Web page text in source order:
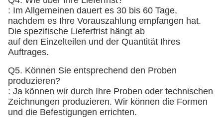
: Im Allgemeinen dauert es 30 bis 60 Tage,
nachdem es Ihre Vorauszahlung empfangen hat.
Die spezifische Lieferfrist hängt ab
auf den Einzelteilen und der Quantität Ihres
Auftrages.
Q5. Können Sie entsprechend den Proben
produzieren?
: Ja können wir durch Ihre Proben oder technischen
Zeichnungen produzieren. Wir können die Formen
und die Befestigungen errichten.